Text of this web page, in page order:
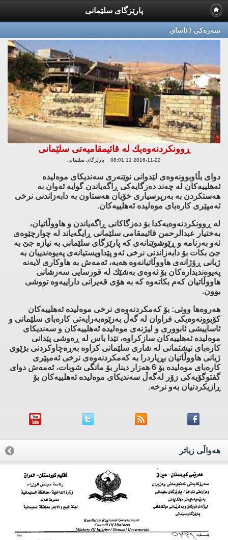
پارێزگای سلێمانی
سه‌ره‌كی / ئاسای
ڕوونكردنه‌وه‌یك له‌ قائیمقامیه‌تی سلێمانی
2016-11-22 08:01:11 پارێزگای سلێمانی
دوای بڵاوبوونه‌وه‌ی لێدوانی نوێنه‌ری سه‌ندیكای موه‌لیده‌
ئه‌هلییه‌كان له‌ چه‌ند ده‌زگایه‌كی ڕاگه‌یاندن گوایه‌ ئه‌وان به‌
هه‌ستكردن به‌ به‌رپرسیاری خۆیان هه‌ستاون به‌ دابه‌زاندنی نرخی
ئه‌مپێری كاره‌بای موه‌لیده‌ ئه‌هلییه‌كان.
له‌ ڕوونكردنه‌وه‌یه‌كدا بۆ ده‌زگاكانی ڕاگه‌یاندن و هاووڵاتیان،
به‌ختیار عبدالرحمن قائیمقامی سلێمانی ڕایگه‌یاند له‌ چوارچێوه‌ی
ئه‌و به‌رنامه‌ و ڕێوشوێنانه‌ی كه‌ پارێزگای سلێمانی به‌ نیازه‌ جێ به‌
جێ بكات بۆ دابه‌زاندنی نرخی ئه‌و پێداویستیانه‌ی په‌یوه‌ندییان به‌
ژیانی ڕۆژانه‌ی هاووڵاتیانه‌وه‌ هه‌یه‌، ئه‌مه‌ش به‌ هاوكاری لایه‌نه‌
په‌یوه‌ندیداره‌كان بۆ ئه‌وه‌ی به‌شێك له‌ قورسایی سه‌رشانی
هاووڵاتیان كه‌م بكاته‌وه‌ كه‌ به‌ هۆی قه‌یرانی داراییه‌وه‌ تووشی
بوون.
هه‌روه‌ها ووتی: بۆ كه‌مكردنه‌وه‌ی نرخی موه‌لیده‌ ئه‌هلییه‌كان
كۆبوونه‌وه‌یكی فراوان له‌ گه‌ڵ به‌رێوه‌به‌رایه‌تی كاره‌بای سلێمانی و
ئاساییشی ئابووری و لیژنه‌ی موه‌لیده‌ ئه‌هلییه‌كان و سه‌ندیكای
موه‌لیده‌ ئه‌هلییه‌كان سازكراوه‌، تێدا باس له‌ ڕه‌وشی پێدانی
كاره‌بای نیشتمانی له‌ شاری سلێمانی كراوه‌ به‌ڕه‌چاوكردنی بژێوی
ژیانی هاووڵاتیان بڕیاردرا به‌ كه‌مكردنه‌وه‌ی نرخی ئه‌مپێری
كاره‌بای موه‌لیده‌ بۆ 6 هه‌زار دینار بۆ مانگی شوبات، ئه‌مه‌ش دوای
گفتوگۆیه‌كی زۆر له‌گه‌ڵ سه‌ندیكای موه‌لیده‌ ئه‌هلییه‌كان بۆ
ڕازیكردنیان به‌و نرخه‌.
هه‌واڵی زیاتر